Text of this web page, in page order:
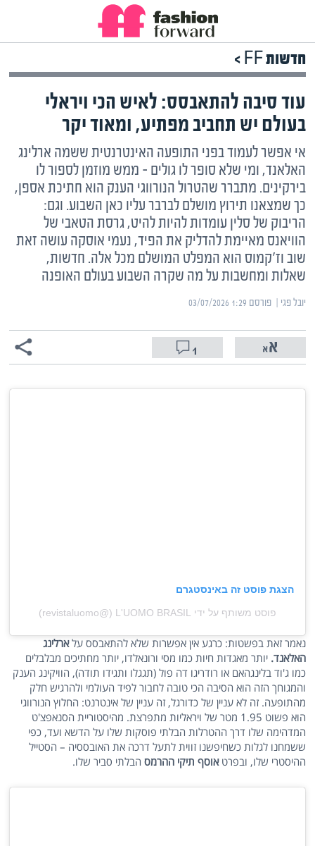
חדשות FF >
עוד סיבה להתאבסס: לאיש הכי ויראלי
בעולם יש תחביב מפתיע, ומאוד יקר
אי אפשר לעמוד בפני התופעה האינטרנטית ששמה ארלינג
האלאנד, ומי שלא סופר לו גולים – ממש מוזמן לספור לו
בירקינים. מתברר שהטרול הנורווגי הענק הוא חתיכת אספן,
כך שמצאנו תירוץ מושלם לברבר עליו כאן השבוע. וגם:
הריבוק של סלין עומדות להיות להיט, גרסת הטאבי של
הוויאנס מאיימת להדליק את הפיד, נעמי אוסקה עושה זאת
שוב וז'קמוס הוא המפלט המושלם מכל אלה. חדשות,
שאלות ומחשבות על מה שקרה השבוע בעולם האופנה
יובל פגי | ‏פורסם ‎03/07/2026 1:29
1
הצגת פוסט זה באינסטגרם
פוסט משותף על ידי ‏‎L'UOMO BRASIL‎‏ (@‏‎revistaluomo‎‏)
נאמר זאת בפשטות: כרגע אין אפשרות שלא להתאבסס עלארלינג
האלאנד. יותר מאגדות חיות כמו מסי ורונאלדו, יותר מחתיכים מבלבלים
כמו ג'וד בלינגהאם או רודריגו דה פול (תגגלו ותגידו תודה), הוויקינג הענק
והמגוחך הזה הוא הסיבה הכי טובה לחבור לפיד העולמי ולהרגיש חלק
מהתופעה. זה לא עניין של כדורגל, זה עניין של אינטרנט: החלוץ הנורווגי
הוא פשוט 1.95 מטר של ויראליות מתפרצת. מהיסטוריית הסנאפצ'ט
המדהימה שלו דרך ההטרלות הבלתי פוסקות שלו על הדשא ועד, כפי
ששמחנו לגלות כשחיפשנו זווית לתעל דרכה את האובססיה – הסטייל
ההיסטרי שלו, ובפרטאוסף תיקי ההרמס הבלתי סביר שלו.